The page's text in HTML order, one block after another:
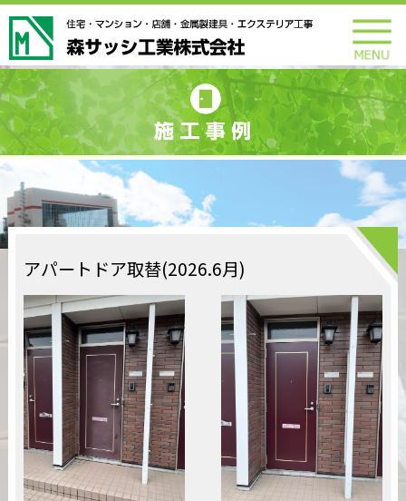
アパートドア取替(2026.6月)